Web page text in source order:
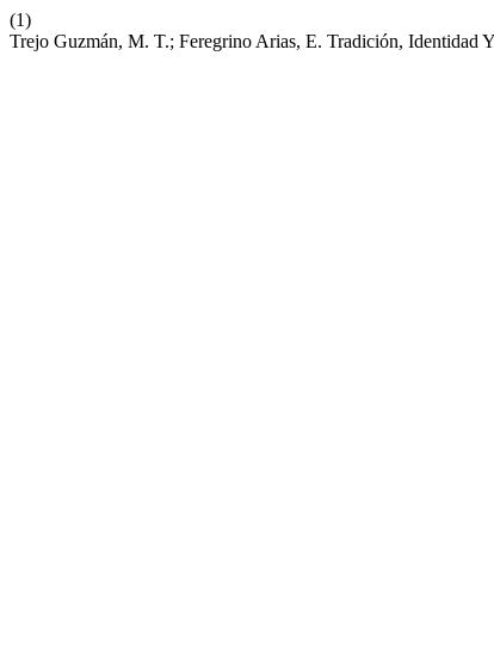
(1)
Trejo Guzmán, M. T.; Feregrino Arias, E. Tradición, Identidad